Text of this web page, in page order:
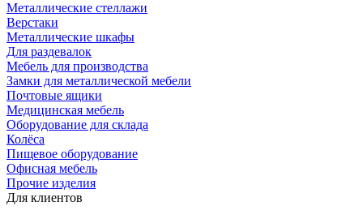
Металлические стеллажи
Верстаки
Металлические шкафы
Для раздевалок
Мебель для производства
Замки для металлической мебели
Почтовые ящики
Медицинская мебель
Оборудование для склада
Колёса
Пищевое оборудование
Офисная мебель
Прочие изделия
Для клиентов